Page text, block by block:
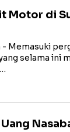
Motor di
- Memasuki
selama ini